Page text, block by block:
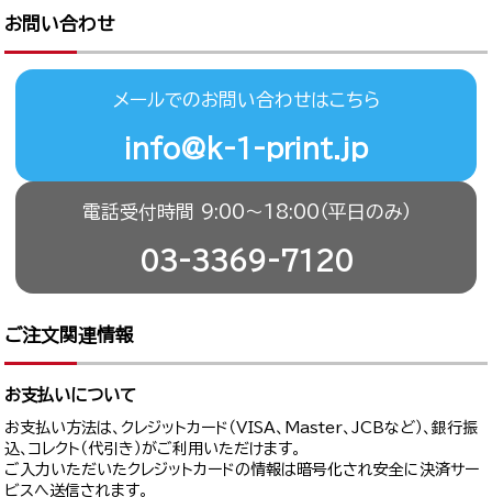
お問い合わせ
メールでのお問い合わせはこちら
info@k-1-print.jp
電話受付時間 9:00〜18:00（平日のみ）
03-3369-7120
ご注文関連情報
お支払いについて
お支払い方法は、クレジットカード（VISA、Master、JCBなど）、銀行振
込、コレクト（代引き）がご利用いただけます。
ご入力いただいたクレジットカードの情報は暗号化され安全に決済サー
ビスへ送信されます。